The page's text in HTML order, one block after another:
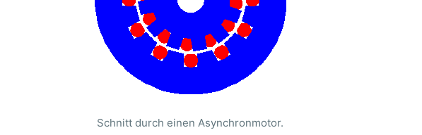
Schnitt durch einen Asynchronmotor.